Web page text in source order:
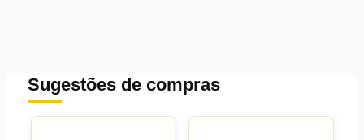
Sugestões de compras